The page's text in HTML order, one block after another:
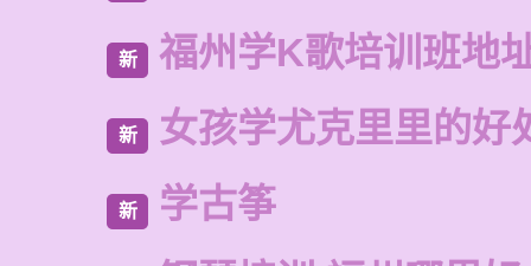
新 福州学K歌培训班地
新 女孩学尤克里里的好
新
学古筝